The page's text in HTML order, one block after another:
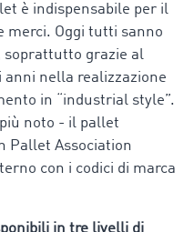
è indispensabile per il
merci. Oggi tutti sanno
soprattutto grazie al
anni nella realizzazione
in “industrial style”.
noto - il pallet
Pallet Association
con i codici di marca
in tre livelli di